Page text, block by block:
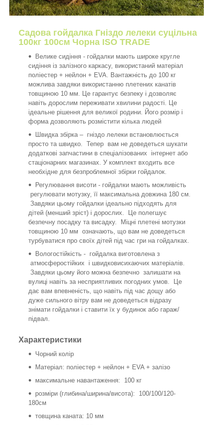
Садова гойдалка Гніздо лелеки суцільна
100кг 100см Чорна ISO TRADE
Велике сидіння - гойдалки мають широке кругле
сидіння із залізного каркасу, використаний матеріал
поліестер + нейлон + EVA. Вантажність до 100 кг
можлива завдяки використанню плетених канатів
товщиною 10 мм. Це гарантує безпеку і дозволяє
навіть дорослим переживати хвилини радості. Це
ідеальне рішення для великої родини. Його розмір і
форма дозволяють розмістити кілька людей
Швидка збірка – гніздо лелеки встановлюється
просто та швидко. Тепер вам не доведеться шукати
додаткові запчастини в спеціалізованих інтернет або
стаціонарних магазинах. У комплект входить все
необхідне для безпроблемної збірки гойдалок.
Регулювання висоти - гойдалки мають можливість
регулювати мотузку, її максимальна довжина 180 см.
Завдяки цьому гойдалки ідеально підходять для
дітей (менший зріст) і дорослих. Це полегшує
безпечну посадку та висадку. Міцні плетені мотузки
товщиною 10 мм означають, що вам не доведеться
турбуватися про своїх дітей під час гри на гойдалках.
Вологостійкість - гойдалка виготовлена ​​з
атмосферостійких і швидковисихаючих матеріалів.
Завдяки цьому його можна безпечно залишати на
вулиці навіть за несприятливих погодних умов. Це
дає вам впевненість, що навіть під час дощу або
дуже сильного вітру вам не доведеться відразу
знімати гойдалки і ставити їх у будинок або гараж/
підвал.
Характеристики
Чорний колір
Матеріал: поліестер + нейлон + EVA + залізо
максимальне навантаження: 100 кг
розміри (глибина/ширина/висота): 100/100/120-
180см
товщина каната: 10 мм